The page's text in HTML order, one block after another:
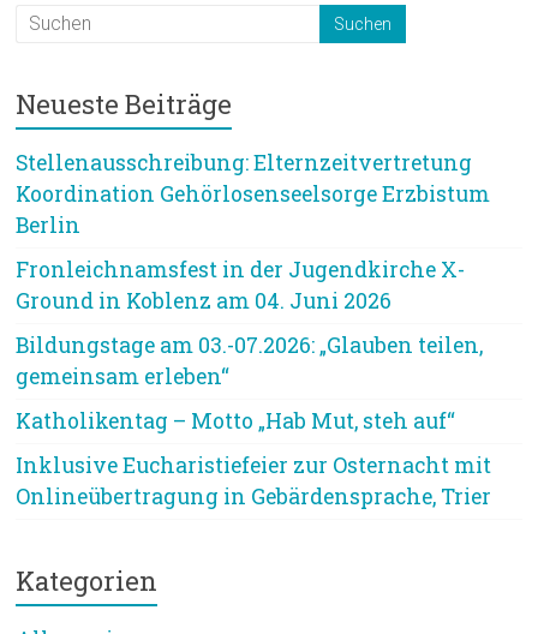
Neueste Beiträge
Stellenausschreibung: Elternzeitvertretung
Koordination Gehörlosenseelsorge Erzbistum
Berlin
Fronleichnamsfest in der Jugendkirche X-
Ground in Koblenz am 04. Juni 2026
Bildungstage am 03.-07.2026: „Glauben teilen,
gemeinsam erleben“
Katholikentag – Motto „Hab Mut, steh auf“
Inklusive Eucharistiefeier zur Osternacht mit
Onlineübertragung in Gebärdensprache, Trier
Kategorien